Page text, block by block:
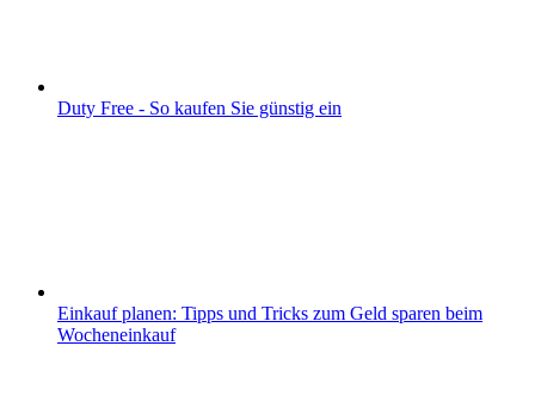
Duty Free - So kaufen Sie günstig ein
Einkauf planen: Tipps und Tricks zum Geld sparen beim
Wocheneinkauf